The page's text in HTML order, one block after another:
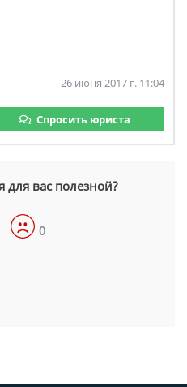
26 июня 2017 г. 11:04
Спросить юриста
для вас полезной?
0